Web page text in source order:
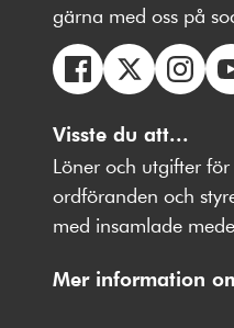
gärna med oss på
oss
på
Facebbok
oss
på
oss
på
på
Visste du att...
Löner och utgifter
ordföranden och
med insamlade
Mer information